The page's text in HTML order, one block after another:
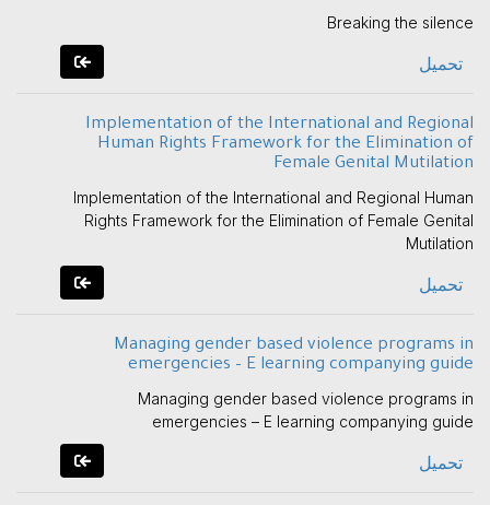
Breaking the silence
تحميل
Implementation of the International and Regional
Human Rights Framework for the Elimination of
Female Genital Mutilation
Implementation of the International and Regional Human
Rights Framework for the Elimination of Female Genital
Mutilation
تحميل
Managing gender based violence programs in
emergencies – E learning companying guide
Managing gender based violence programs in
emergencies – E learning companying guide
تحميل